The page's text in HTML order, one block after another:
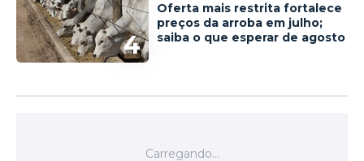
4
Oferta mais restrita fortalece
preços da arroba em julho;
saiba o que esperar de agosto